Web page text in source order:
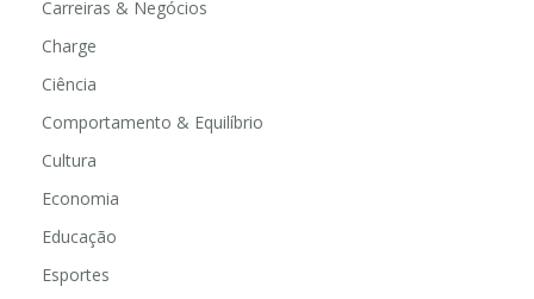
Carreiras & Negócios
Charge
Ciência
Comportamento & Equilíbrio
Cultura
Economia
Educação
Esportes